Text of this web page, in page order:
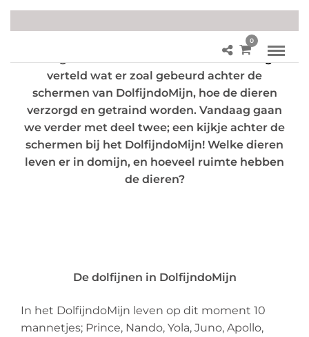
0
eerste blog
verteld wat er zoal gebeurd achter de
schermen van DolfijndoMijn, hoe de dieren
verzorgd en getraind worden. Vandaag gaan
we verder met deel twee; een kijkje achter de
schermen bij het DolfijndoMijn! Welke dieren
leven er in domijn, en hoeveel ruimte hebben
de dieren?
De dolfijnen in DolfijndoMijn
In het DolfijndoMijn leven op dit moment 10
mannetjes; Prince, Nando, Yola, Juno, Apollo,